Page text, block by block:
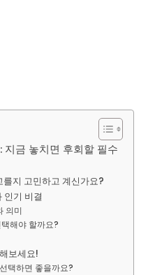
지금 놓치면 후회할 필수
지 고민하고 계신가요?
인기 비결
의미
해야 할까요?
보세요!
택하면 좋을까요?